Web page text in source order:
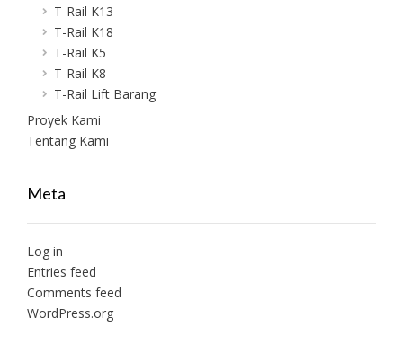
T-Rail K13
T-Rail K18
T-Rail K5
T-Rail K8
T-Rail Lift Barang
Proyek Kami
Tentang Kami
Meta
Log in
Entries feed
Comments feed
WordPress.org